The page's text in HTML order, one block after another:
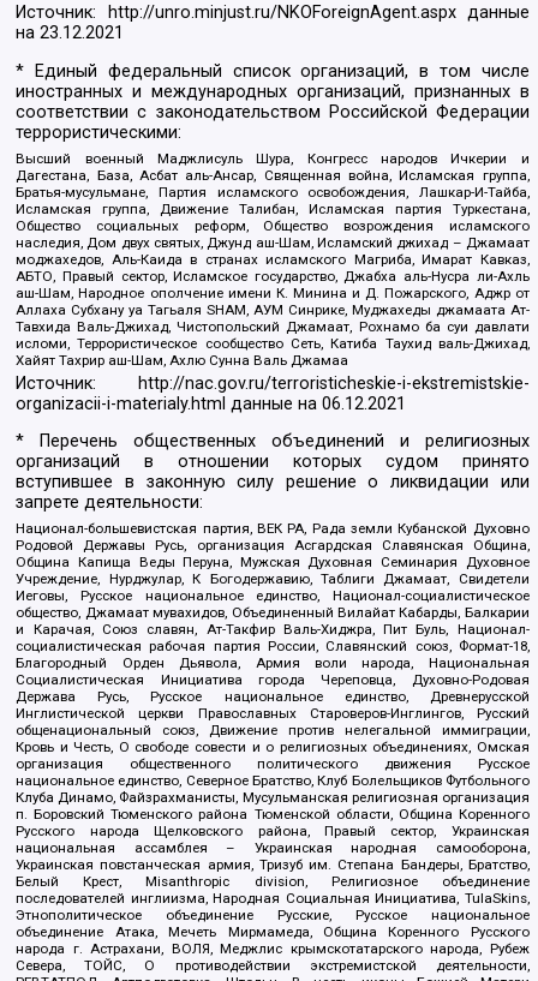
Источник: http://unro.minjust.ru/NKOForeignAgent.aspxданные
на23.12.2021
* Единый федеральный список организаций, в том числе
иностранных и международных организаций, признанных в
соответствии с законодательством Российской Федерации
террористическими:
Высший военный Маджлисуль Шура, Конгресс народов Ичкерии и
Дагестана, База, Асбат аль-Ансар, Священная война, Исламская группа,
Братья-мусульмане, Партия исламского освобождения, Лашкар-И-Тайба,
Исламская группа, Движение Талибан, Исламская партия Туркестана,
Общество социальных реформ, Общество возрождения исламского
наследия, Дом двух святых, Джунд аш-Шам, Исламский джихад – Джамаат
моджахедов, Аль-Каида в странах исламского Магриба, Имарат Кавказ,
АБТО, Правый сектор, Исламское государство, Джабха аль-Нусра ли-Ахль
аш-Шам, Народное ополчение имени К. Минина и Д. Пожарского, Аджр от
Аллаха Субхану уа Тагьаля SHAM, АУМ Синрике, Муджахеды джамаата Ат-
Тавхида Валь-Джихад, Чистопольский Джамаат, Рохнамо ба суи давлати
исломи, Террористическое сообщество Сеть, Катиба Таухид валь-Джихад,
Хайят Тахрир аш-Шам, Ахлю Сунна Валь Джамаа
Источник:
http://nac.gov.ru/terroristicheskie-i-ekstremistskie-
organizacii-i-materialy.html данные на06.12.2021
* Перечень общественных объединений и религиозных
организаций в отношении которых судом принято
вступившее в законную силу решение о ликвидации или
запрете деятельности:
Национал-большевистская партия, ВЕК РА, Рада земли Кубанской Духовно
Родовой Державы Русь, организация Асгардская Славянская Община,
Община Капища Веды Перуна, Мужская Духовная Семинария Духовное
Учреждение, Нурджулар, К Богодержавию, Таблиги Джамаат, Свидетели
Иеговы, Русское национальное единство, Национал-социалистическое
общество, Джамаат мувахидов, Объединенный Вилайат Кабарды, Балкарии
и Карачая, Союз славян, Ат-Такфир Валь-Хиджра, Пит Буль, Национал-
социалистическая рабочая партия России, Славянский союз, Формат-18,
Благородный Орден Дьявола, Армия воли народа, Национальная
Социалистическая Инициатива города Череповца, Духовно-Родовая
Держава Русь, Русское национальное единство, Древнерусской
Инглистической церкви Православных Староверов-Инглингов, Русский
общенациональный союз, Движение против нелегальной иммиграции,
Кровь и Честь, О свободе совести и о религиозных объединениях, Омская
организация общественного политического движения Русское
национальное единство, Северное Братство, Клуб Болельщиков Футбольного
Клуба Динамо, Файзрахманисты, Мусульманская религиозная организация
п. Боровский Тюменского района Тюменской области, Община Коренного
Русского народа Щелковского района, Правый сектор, Украинская
национальная ассамблея – Украинская народная самооборона,
Украинская повстанческая армия, Тризуб им. Степана Бандеры, Братство,
Белый Крест, Misanthropic division, Религиозное объединение
последователей инглиизма, Народная Социальная Инициатива, TulaSkins,
Этнополитическое объединение Русские, Русское национальное
объединение Атака, Мечеть Мирмамеда, Община Коренного Русского
народа г. Астрахани, ВОЛЯ, Меджлис крымскотатарского народа, Рубеж
Севера, ТОЙС, О противодействии экстремистской деятельности,